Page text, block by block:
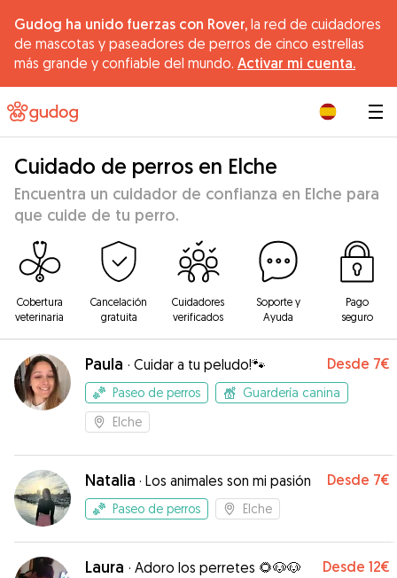
Gudog ha unido fuerzas con Rover, la red de cuidadores
de mascotas y paseadores de perros de cinco estrellas
más grande y confiable del mundo. Activar mi cuenta.
Cuidado de perros en Elche
Encuentra un cuidador de confianza en Elche para
que cuide de tu perro.
Cobertura
veterinaria
Cancelación
gratuita
Cuidadores
verificados
Soporte y
Ayuda
Pago
seguro
Paula · Cuidar a tu peludo!🐾 Desde 7€
Paseo de perros
Guardería canina
Elche
Natalia · Los animales son mi pasión Desde 7€
Paseo de perros Elche
Laura · Adoro los perretes 🌻🐶🐶 Desde 12€